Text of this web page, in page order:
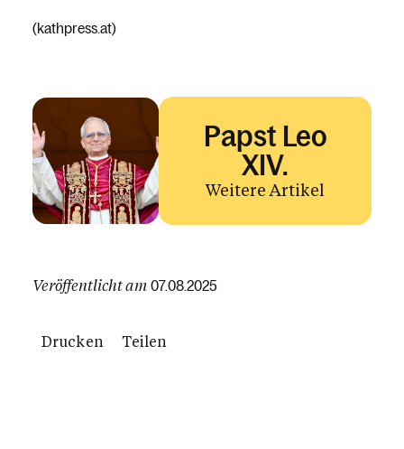
(kathpress.at)
Papst Leo
XIV.
Weitere Artikel
Veröffentlicht am 07.08.2025
Drucken Teilen